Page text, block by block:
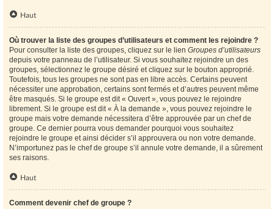
Haut
Où trouver la liste des groupes d’utilisateurs et comment les rejoindre ?
Pour consulter la liste des groupes, cliquez sur le lien Groupes d’utilisateurs
depuis votre panneau de l’utilisateur. Si vous souhaitez rejoindre un des
groupes, sélectionnez le groupe désiré et cliquez sur le bouton approprié.
Toutefois, tous les groupes ne sont pas en libre accès. Certains peuvent
nécessiter une approbation, certains sont fermés et d’autres peuvent même
être masqués. Si le groupe est dit « Ouvert », vous pouvez le rejoindre
librement. Si le groupe est dit « À la demande », vous pouvez rejoindre le
groupe mais votre demande nécessitera d’être approuvée par un chef de
groupe. Ce dernier pourra vous demander pourquoi vous souhaitez
rejoindre le groupe et ainsi décider s’il approuvera ou non votre demande.
N’importunez pas le chef de groupe s’il annule votre demande, il a sûrement
ses raisons.
Haut
Comment devenir chef de groupe ?